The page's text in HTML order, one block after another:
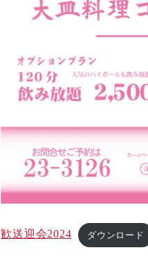
歓送迎会2024 ダウンロード